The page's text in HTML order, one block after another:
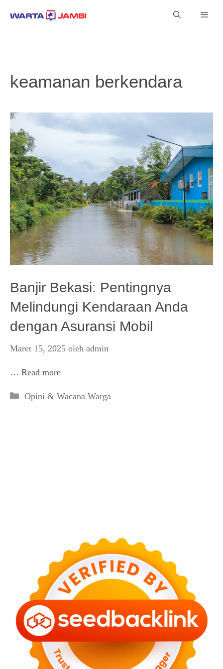
keamanan berkendara
Banjir Bekasi: Pentingnya
Melindungi Kendaraan Anda
dengan Asuransi Mobil
Maret 15, 2025 oleh admin
… Read more
Kategori
Opini & Wacana Warga